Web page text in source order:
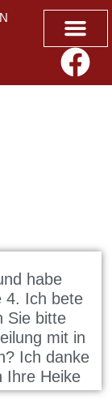
habe
4. Ich bete
Sie bitte
mit in
Ich danke
Ihre Heike